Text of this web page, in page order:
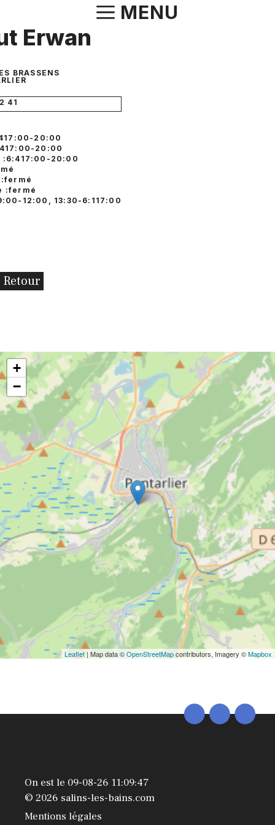
au
contenu
MENU
Erwan
BRASSENS
41
20:00
20:00
20:00
:fermé
12:00, 13:30-6:117:00
Retour
+
−
Leaflet | Map data ©OpenStreetMapcontributors, Imagery ©Mapbox
On est le 09-08-26 11:09:47
© 2026 salins-les-bains.com
Mentions légales